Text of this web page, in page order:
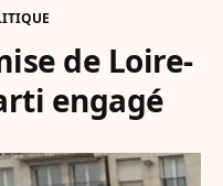
de Loire-
engagé